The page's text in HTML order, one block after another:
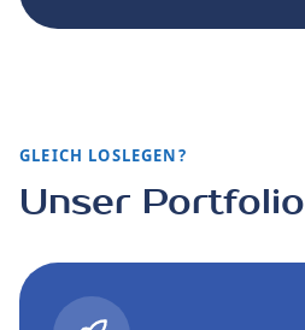
GLEICH LOSLEGEN?
Unser Portfolio